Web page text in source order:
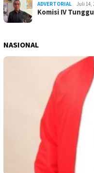
ADVERTORIAL Juli 14,
Komisi IV
NASIONAL